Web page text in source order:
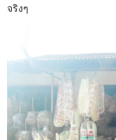
จริงๆ